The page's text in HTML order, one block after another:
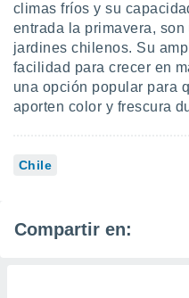
climas fríos y su
entrada la primavera,
jardines chilenos. Su
facilidad para crecer en
una opción popular para
aporten color y frescura
Chile
Compartir en: